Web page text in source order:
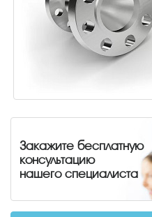
Закажите бесплатную
консультацию
нашего специалиста